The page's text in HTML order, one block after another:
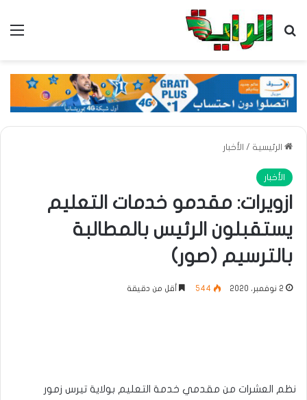
بحث عن
الرئيسية / الأخبار
الأخبار
ازويرات: مقدمو خدمات التعليم
يستقبلون الرئيس بالمطالبة
بالترسيم (صور)
2 نوفمبر، 2020 544 أقل من دقيقة
نظم العشرات من مقدمي خدمة التعليم بولاية تيرس زمور